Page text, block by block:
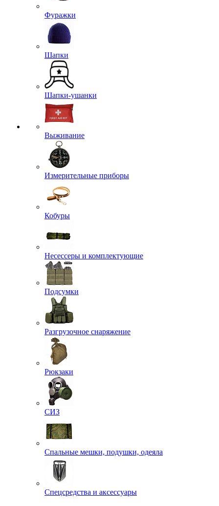
Фуражки
Шапки
Шапки-ушанки
Выживание
Измерительные приборы
Кобуры
Несессеры и комплектующие
Подсумки
Разгрузочное снаряжение
Рюкзаки
СИЗ
Спальные мешки, подушки, одеяла
Спецсредства и аксессуары